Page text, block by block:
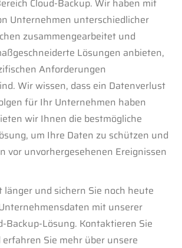
Cloud-Backup. Wir haben mit
Unternehmen unterschiedlicher
zusammengearbeitet und
Lösungen anbieten,
Anforderungen
Wir wissen, dass ein Datenverlust
für Ihr Unternehmen haben
wir Ihnen die bestmögliche
um Ihre Daten zu schützen und
vor unvorhergesehenen Ereignissen
länger und sichern Sie noch heute
mit unserer
Backup-Lösung. Kontaktieren Sie
erfahren Sie mehr über unsere